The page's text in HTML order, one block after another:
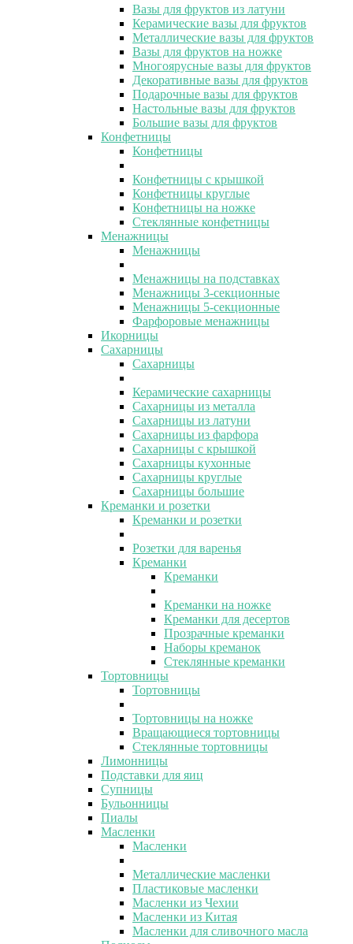
Вазы для фруктов из латуни
Керамические вазы для фруктов
Металлические вазы для фруктов
Вазы для фруктов на ножке
Многоярусные вазы для фруктов
Декоративные вазы для фруктов
Подарочные вазы для фруктов
Настольные вазы для фруктов
Большие вазы для фруктов
Конфетницы
Конфетницы
Конфетницы с крышкой
Конфетницы круглые
Конфетницы на ножке
Стеклянные конфетницы
Менажницы
Менажницы
Менажницы на подставках
Менажницы 3-секционные
Менажницы 5-секционные
Фарфоровые менажницы
Икорницы
Сахарницы
Сахарницы
Керамические сахарницы
Сахарницы из металла
Сахарницы из латуни
Сахарницы из фарфора
Сахарницы с крышкой
Сахарницы кухонные
Сахарницы круглые
Сахарницы большие
Креманки и розетки
Креманки и розетки
Розетки для варенья
Креманки
Креманки
Креманки на ножке
Креманки для десертов
Прозрачные креманки
Наборы креманок
Стеклянные креманки
Тортовницы
Тортовницы
Тортовницы на ножке
Вращающиеся тортовницы
Стеклянные тортовницы
Лимонницы
Подставки для яиц
Супницы
Бульонницы
Пиалы
Масленки
Масленки
Металлические масленки
Пластиковые масленки
Масленки из Чехии
Масленки из Китая
Масленки для сливочного масла